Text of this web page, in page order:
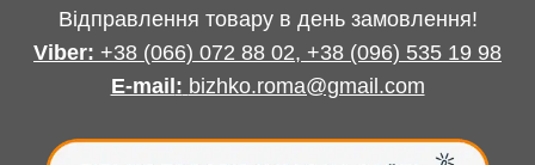
Відправлення товару в день замовлення!
Viber: +38 (066) 072 88 02, +38 (096) 535 19 98
E-mail : bizhko.roma@gmail.com